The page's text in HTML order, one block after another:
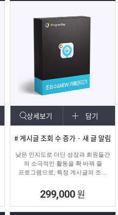
상세보기 담기
# 게시글 조회 수 증가 · 새 글 알림
낮은 인지도로 더딘 성장과 회원들간
의 소극적인 활동을 확 바꿔 줄
프로그램으로, 특정 게시글의 조회
카테고리에 새 글 알림 표시기능!
299,000 원